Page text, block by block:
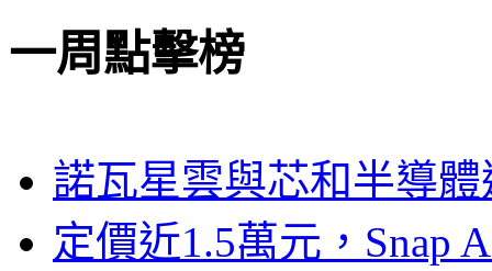
一周點擊榜
諾瓦星雲與芯和半導
定價近1.5萬元，Snap